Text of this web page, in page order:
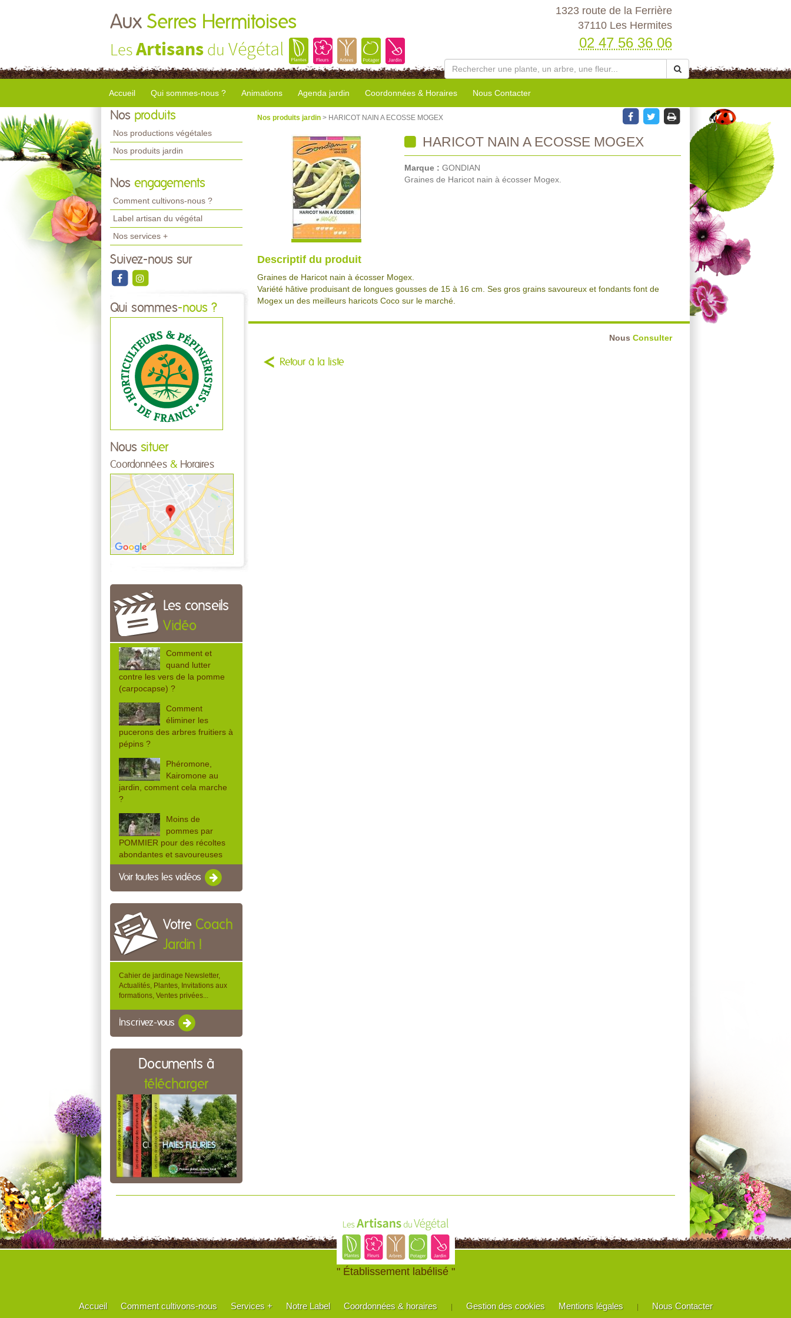
Aux Serres Hermitoises
LesArtisans du Végétal
1323 route de la Ferrière
37110 Les Hermites
02 47 56 36 06
Accueil Qui sommes-nous ? Animations Agenda jardin Coordonnées & Horaires Nous Contacter
Nos produits
Nos productions végétales
Nos produits jardin
Nos engagements
Comment cultivons-nous ?
Label artisan du végétal
Nos services +
Suivez-nous sur
Qui sommes-nous ?
Nous situer
Coordonnées & Horaires
Les conseils
Vidéo
Comment et
quand lutter
contre les vers de la pomme
(carpocapse) ?
Comment
éliminer les
pucerons des arbres fruitiers à
pépins ?
Phéromone,
Kairomone au
jardin, comment cela marche
?
Moins de
pommes par
POMMIER pour des récoltes
abondantes et savoureuses
Voir toutes les vidéos
Votre Coach
Jardin !
Cahier de jardinage Newsletter,
Actualités, Plantes, Invitations aux
formations, Ventes privées...
Inscrivez-vous
Documents à
télécharger
Nos produits jardin > HARICOT NAIN A ECOSSE MOGEX
HARICOT NAIN A ECOSSE MOGEX
Marque : GONDIAN
Graines de Haricot nain à écosser Mogex.
Descriptif du produit
Graines de Haricot nain à écosser Mogex.
Variété hâtive produisant de longues gousses de 15 à 16 cm. Ses gros grains savoureux et fondants font de
Mogex un des meilleurs haricots Coco sur le marché.
Nous Consulter
Retour à la liste
" Établissement labélisé "
Accueil Comment cultivons-nous Services + Notre Label Coordonnées & horaires | Gestion des cookies Mentions légales | Nous Contacter